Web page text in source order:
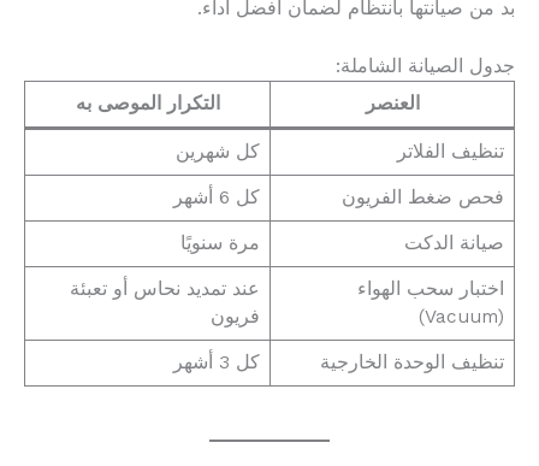
بد من صيانتها بانتظام لضمان أفضل أداء.
جدول الصيانة الشاملة:
العنصر
التكرار الموصى به
تنظيف الفلاتر كل شهرين
فحص ضغط الفريون كل 6 أشهر
صيانة الدكت مرة سنويًا
اختبار سحب الهواء
(Vacuum)
عند تمديد نحاس أو تعبئة
فريون
تنظيف الوحدة الخارجية كل 3 أشهر